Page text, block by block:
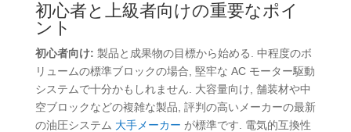
初心者と上級者向けの重要なポイ
ント
初心者向け: 製品と成果物の目標から始める. 中程度のボ
リュームの標準ブロックの場合, 堅牢な AC モーター駆動
システムで十分かもしれません. 大容量向け, 舗装材や中
空ブロックなどの複雑な製品, 評判の高いメーカーの最新
の油圧システム 大手メーカー が標準です. 電気的互換性